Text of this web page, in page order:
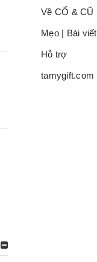
Về CỔ & CŨ
Mẹo | Bài viết
Hỗ trợ
tamygift.com